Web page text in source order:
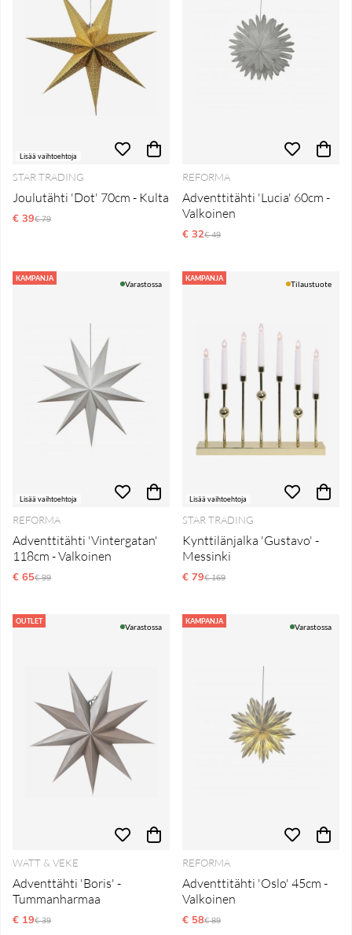
Lisää vaihtoehtoja
STAR TRADING
Joulutähti 'Dot' 70cm - Kulta
€ 39Normaali hinta
€ 79
REFORMA
Adventtitähti 'Lucia' 60cm -
Valkoinen
€ 32Normaali hinta
€ 49
KAMPANJA
Lisää vaihtoehtoja
Varastossa
REFORMA
Adventtitähti 'Vintergatan'
118cm - Valkoinen
€ 65Normaali hinta
€ 99
KAMPANJA
Lisää vaihtoehtoja
Tilaustuote
STAR TRADING
Kynttilänjalka 'Gustavo' -
Messinki
€ 79Normaali hinta
€ 169
OUTLET
Varastossa
WATT & VEKE
Adventtähti 'Boris' -
Tummanharmaa
€ 19Normaali hinta
€ 39
KAMPANJA
Varastossa
REFORMA
Adventtitähti 'Oslo' 45cm -
Valkoinen
€ 58Normaali hinta
€ 89